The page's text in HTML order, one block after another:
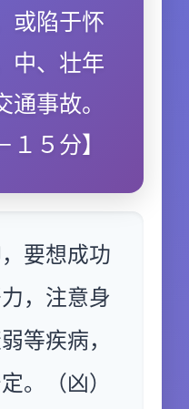
或陷于怀
中、壮年
事故。
１５分】
要想成功
，注意身
等疾病，
。（凶）